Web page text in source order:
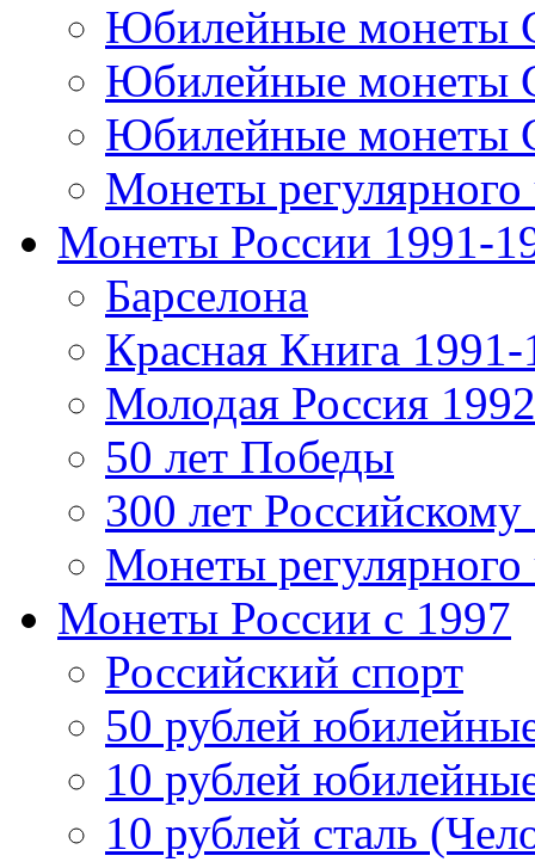
Юбилейные монеты
Юбилейные
Юбилейные
Монеты
Монеты России 1991-
Барселона
Красная Книга 1991-
Молодая Россия
50 лет Победы
300 лет
Монеты
Монеты России c 1997
Российский спорт
50 рублей
10 рублей
10 рублей сталь